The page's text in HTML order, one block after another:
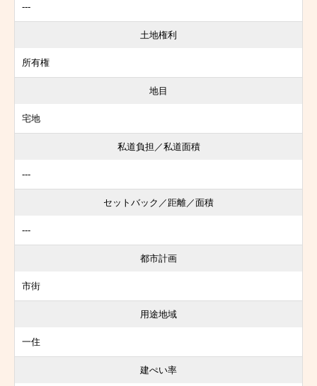
---
土地権利
所有権
地目
宅地
私道負担／私道面積
---
セットバック／距離／面積
---
都市計画
市街
用途地域
一住
建ぺい率